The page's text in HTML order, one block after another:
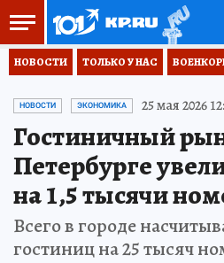
НОВОСТИ ТОЛЬКО У НАС
НОВОСТИ ЭКОНОМИКА 25 мая 2026
Гостиничный
Петербурге
на 1,5 тысячи
Всего в городе
гостиниц на 25 тысяч